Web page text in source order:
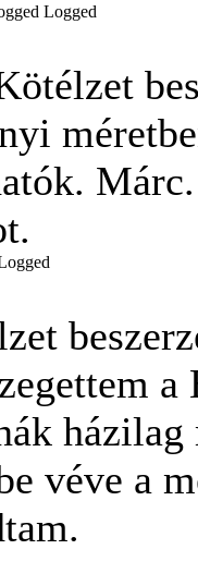
Logged
véve a